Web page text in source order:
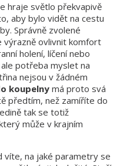
hraje světlo překvapivě
aby bylo vidět na cestu
Správně zvolené
výrazně ovlivnit komfort
holení, líčení nebo
potřeba myslet na
nejsou v žádném
koupelnymá proto svá
předtím, než zamíříte do
tak se totiž
může v krajním
víte, na jaké parametry se